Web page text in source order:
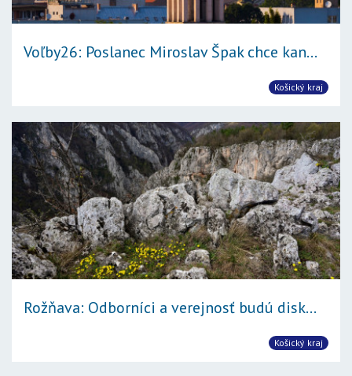
Voľby26: Poslanec Miroslav Špak chce kan...
Košický kraj
Rožňava: Odborníci a verejnosť budú disk...
Košický kraj